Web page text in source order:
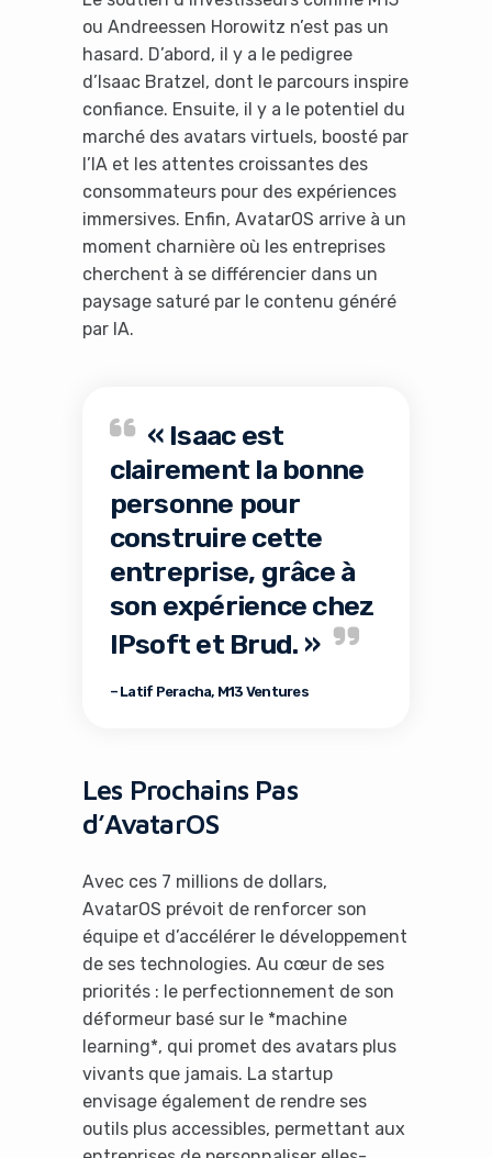
ou Andreessen Horowitz n’est pas un
hasard. D’abord, il y a le pedigree
d’Isaac Bratzel, dont le parcours inspire
confiance. Ensuite, il y a le potentiel du
marché des avatars virtuels, boosté par
l’IA et les attentes croissantes des
consommateurs pour des expériences
immersives. Enfin, AvatarOS arrive à un
moment charnière où les entreprises
cherchent à se différencier dans un
paysage saturé par le contenu généré
par IA.
« Isaac est
clairement la bonne
personne pour
construire cette
entreprise, grâce à
son expérience chez
IPsoft et Brud. »
– Latif Peracha, M13 Ventures
Les Prochains Pas
d’AvatarOS
Avec ces 7 millions de dollars,
AvatarOS prévoit de renforcer son
équipe et d’accélérer le développement
de ses technologies. Au cœur de ses
priorités : le perfectionnement de son
déformeur basé sur le *machine
learning*, qui promet des avatars plus
vivants que jamais. La startup
envisage également de rendre ses
outils plus accessibles, permettant aux
Yes, I will turn off Ad-Blocker